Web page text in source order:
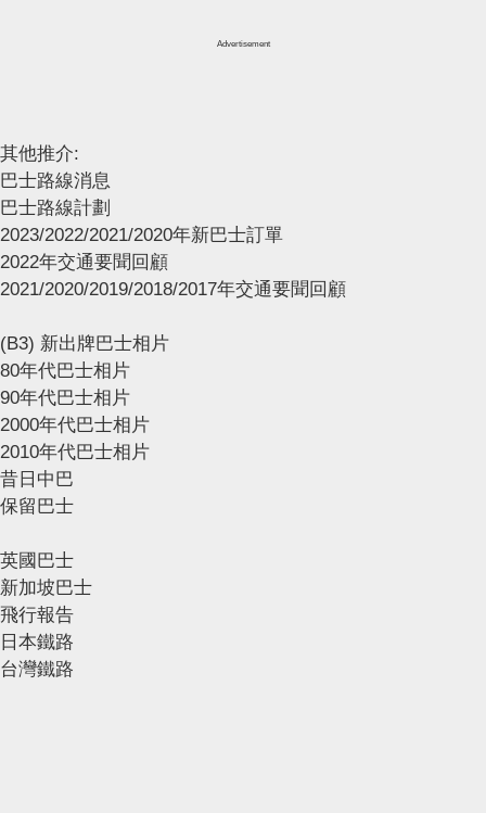
Advertisement
其他推介:
巴士路線消息
巴士路線計劃
2023/2022/2021/2020年新巴士訂單
2022年交通要聞回顧
2021/2020/2019/2018/2017年交通要聞回顧
(B3) 新出牌巴士相片
80年代巴士相片
90年代巴士相片
2000年代巴士相片
2010年代巴士相片
昔日中巴
保留巴士
英國巴士
新加坡巴士
飛行報告
日本鐵路
台灣鐵路